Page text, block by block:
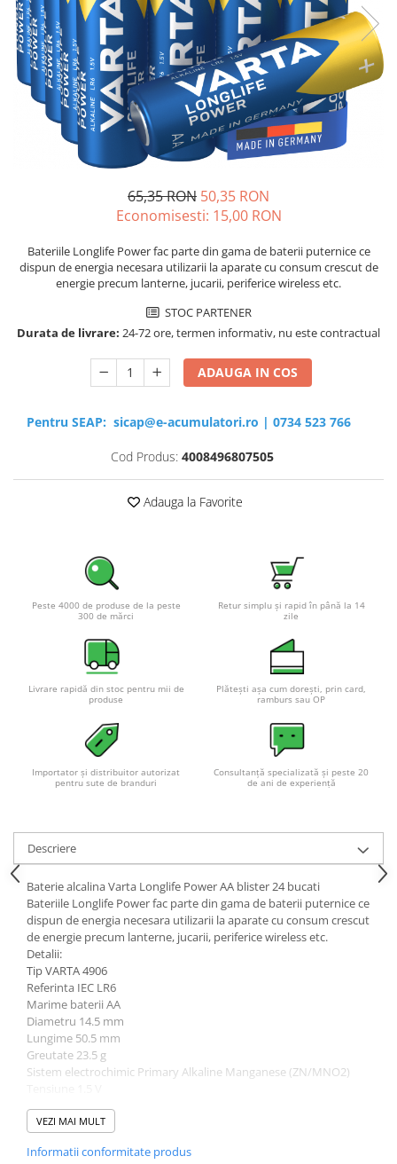
Sisteme de management (BMS)
Redresoare, incarcatoare si testere
Redresoare auto, moto, barci si
stationare
65,35 RON 50,35 RON
Economisesti: 15,00 RON
Bateriile Longlife Power fac parte din gama de baterii puternice ce
dispun de energia necesara utilizarii la aparate cu consum crescut de
energie precum lanterne, jucarii, periferice wireless etc.
STOC PARTENER
Durata de livrare: 24-72 ore, termen informativ, nu este contractual
ADAUGA IN COS
Pentru SEAP: sicap@e-acumulatori.ro | 0734 523 766
Cod Produs: 4008496807505
Adauga la Favorite
Peste 4000 de produse de la peste
300 de mărci
Retur simplu și rapid în până la 14
zile
Livrare rapidă din stoc pentru mii de
produse
Plătești așa cum dorești, prin card,
ramburs sau OP
Importator și distribuitor autorizat
pentru sute de branduri
Consultanță specializată și peste 20
de ani de experiență
Descriere
Baterie alcalina Varta Longlife Power AA blister 24 bucati
Bateriile Longlife Power fac parte din gama de baterii puternice ce
dispun de energia necesara utilizarii la aparate cu consum crescut
de energie precum lanterne, jucarii, periferice wireless etc.
Detalii:
Tip VARTA 4906
Referinta IEC LR6
Marime baterii AA
Diametru 14.5 mm
Lungime 50.5 mm
Greutate 23.5 g
Sistem electrochimic Primary Alkaline Manganese (ZN/MNO2)
Tip: AA (R6)
Fabricate in Germania!
VEZI MAI MULT
Informatii conformitate produs